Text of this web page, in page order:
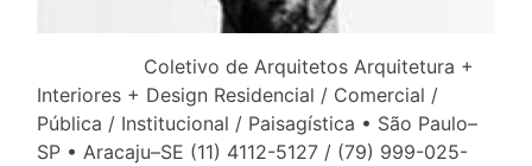
Coletivo de Arquitetos Arquitetura +
Interiores + Design Residencial / Comercial /
Pública / Institucional / Paisagística • São Paulo–
SP • Aracaju–SE (11) 4112-5127 / (79) 999-025-